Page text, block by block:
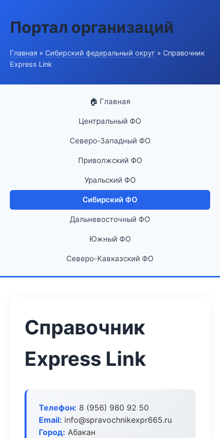
Портал организаций
Главная » Сибирский федеральный округ » Справочник
Express Link
🏠 Главная
Центральный ФО
Северо-Западный ФО
Приволжский ФО
Уральский ФО
Сибирский ФО
Дальневосточный ФО
Южный ФО
Северо-Кавказский ФО
Справочник
Express Link
Телефон: 8 (956) 980 92 50
Email: info@spravochnikexpr665.ru
Город: Абакан